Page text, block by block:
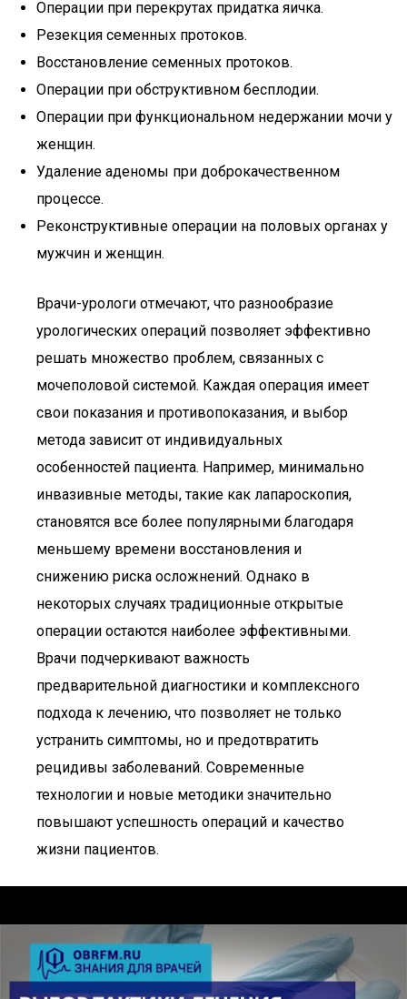
Операции при перекрутах придатка яичка.
Резекция семенных протоков.
Восстановление семенных протоков.
Операции при обструктивном бесплодии.
Операции при функциональном недержании мочи у
женщин.
Удаление аденомы при доброкачественном
процессе.
Реконструктивные операции на половых органах у
мужчин и женщин.
Врачи-урологи отмечают, что разнообразие
урологических операций позволяет эффективно
решать множество проблем, связанных с
мочеполовой системой. Каждая операция имеет
свои показания и противопоказания, и выбор
метода зависит от индивидуальных
особенностей пациента. Например, минимально
инвазивные методы, такие как лапароскопия,
становятся все более популярными благодаря
меньшему времени восстановления и
снижению риска осложнений. Однако в
некоторых случаях традиционные открытые
операции остаются наиболее эффективными.
Врачи подчеркивают важность
предварительной диагностики и комплексного
подхода к лечению, что позволяет не только
устранить симптомы, но и предотвратить
рецидивы заболеваний. Современные
технологии и новые методики значительно
повышают успешность операций и качество
жизни пациентов.